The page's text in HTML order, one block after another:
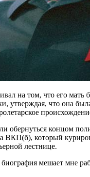
на том, что его
утверждая, что она
концом
ВКП(б), который
лестнице.
мешает мне